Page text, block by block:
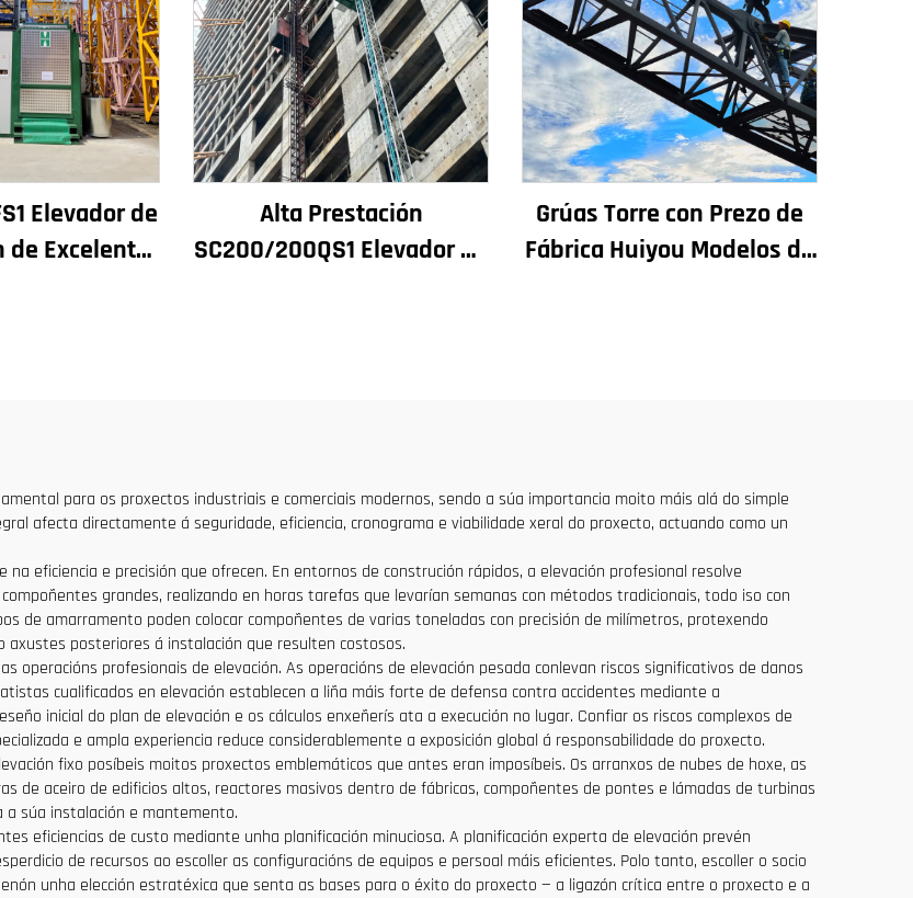
Elevador de
de Excelente
Alta Prestación
SC200/200QS1 Elevador de
Grúas Torre con Prezo de
Fábrica Huiyou Modelos de
para os proxectos industriais e comerciais modernos, sendo a súa importancia moito máis alá do simple
afecta directamente á seguridade, eficiencia, cronograma e viabilidade xeral do proxecto, actuando como un
eficiencia e precisión que ofrecen. En entornos de construción rápidos, a elevación profesional resolve
grandes, realizando en horas tarefas que levarían semanas con métodos tradicionais, todo iso con
de amarramento poden colocar compoñentes de varias toneladas con precisión de milímetros, protexendo
posteriores á instalación que resulten costosos.
operacións profesionais de elevación. As operacións de elevación pesada conlevan riscos significativos de danos
cualificados en elevación establecen a liña máis forte de defensa contra accidentes mediante a
inicial do plan de elevación e os cálculos enxeñerís ata a execución no lugar. Confiar os riscos complexos de
e ampla experiencia reduce considerablemente a exposición global á responsabilidade do proxecto.
fixo posíbeis moitos proxectos emblemáticos que antes eran imposíbeis. Os arranxos de nubes de hoxe, as
de aceiro de edificios altos, reactores masivos dentro de fábricas, compoñentes de pontes e lámadas de turbinas
a súa instalación e mantemento.
eficiencias de custo mediante unha planificación minuciosa. A planificación experta de elevación prevén
de recursos ao escoller as configuracións de equipos e persoal máis eficientes. Polo tanto, escoller o socio
unha elección estratéxica que senta as bases para o éxito do proxecto — a ligazón crítica entre o proxecto e a